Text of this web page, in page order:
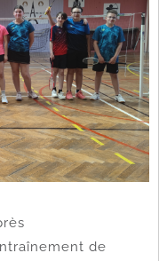
de